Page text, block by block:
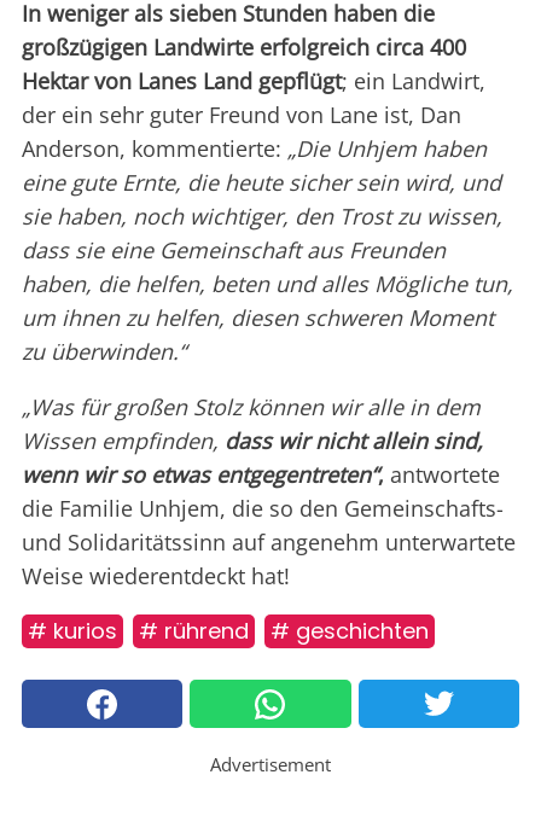
In weniger als sieben Stunden haben die
großzügigen Landwirte erfolgreich circa 400
Hektar von Lanes Land gepflügt; ein Landwirt,
der ein sehr guter Freund von Lane ist, Dan
Anderson, kommentierte: „Die Unhjem haben
eine gute Ernte, die heute sicher sein wird, und
sie haben, noch wichtiger, den Trost zu wissen,
dass sie eine Gemeinschaft aus Freunden
haben, die helfen, beten und alles Mögliche tun,
um ihnen zu helfen, diesen schweren Moment
zu überwinden.“
„Was für großen Stolz können wir alle in dem
Wissen empfinden, dass wir nicht allein sind,
wenn wir so etwas entgegentreten“, antwortete
die Familie Unhjem, die so den Gemeinschafts-
und Solidaritätssinn auf angenehm unterwartete
Weise wiederentdeckt hat!
# kurios # rührend # geschichten
Advertisement